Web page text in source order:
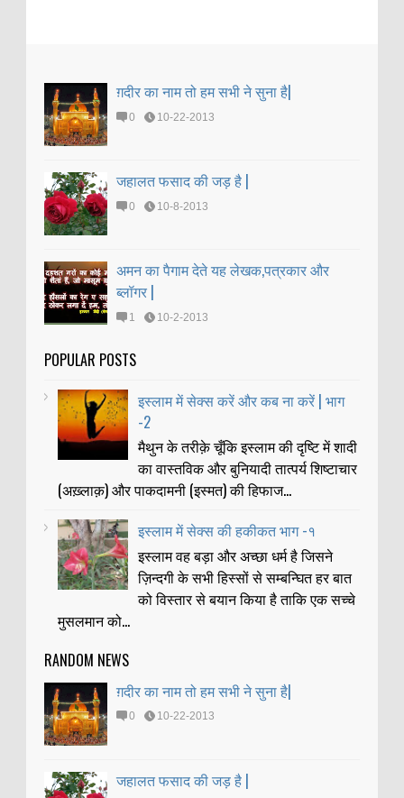
ग़दीर का नाम तो हम सभी ने सुना है|
0 10-22-2013
जहालत फसाद की जड़ है |
0 10-8-2013
अमन का पैगाम देते यह लेखक,पत्रकार और
ब्लॉगर |
1 10-2-2013
POPULAR POSTS
इस्लाम में सेक्स करें और कब ना करें | भाग
-2
मैथुन के तरीक़े चूँकि इस्लाम की दृष्टि में शादी
का वास्तविक और बुनियादी तात्पर्य शिष्टाचार
(अख़्लाक़) और पाकदामनी (इस्मत) की हिफाज...
इस्लाम में सेक्स की हकीकत भाग -१
इस्लाम वह बड़ा और अच्छा धर्म है जिसने
ज़िन्दगी के सभी हिस्सों से सम्बन्घित हर बात
को विस्तार से बयान किया है ताकि एक सच्चे
मुसलमान को...
RANDOM NEWS
ग़दीर का नाम तो हम सभी ने सुना है|
0 10-22-2013
जहालत फसाद की जड़ है |